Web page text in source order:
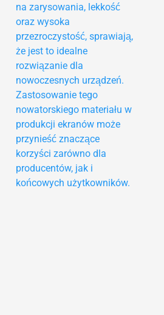
na zarysowania, lekkość
oraz wysoka
przezroczystość, sprawiają,
że jest to idealne
rozwiązanie dla
nowoczesnych urządzeń.
Zastosowanie tego
nowatorskiego materiału w
produkcji ekranów może
przynieść znaczące
korzyści zarówno dla
producentów, jak i
końcowych użytkowników.